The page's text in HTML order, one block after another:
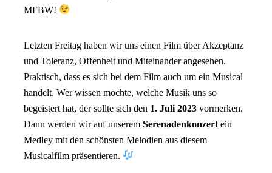
MFBW!
Letzten Freitag haben wir uns einen Film über Akzeptanz
und Toleranz, Offenheit und Miteinander angesehen.
Praktisch, dass es sich bei dem Film auch um ein Musical
handelt. Wer wissen möchte, welche Musik uns so
begeistert hat, der sollte sich den 1. Juli 2023 vormerken.
Dann werden wir auf unserem Serenadenkonzert ein
Medley mit den schönsten Melodien aus diesem
Musicalfilm präsentieren.